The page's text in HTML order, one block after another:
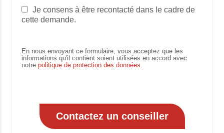
Je consens à être recontacté dans le cadre de
cette demande.
En nous envoyant ce formulaire, vous acceptez que les
informations qu'il contient soient utilisées en accord avec
notrepolitique de protection des données